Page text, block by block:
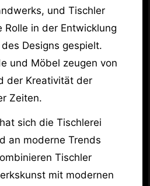
und Tischler
in der Entwicklung
Designs gespielt.
und Möbel zeugen von
der Kreativität der
Zeiten.
sich die Tischlerei
an moderne Trends
Tischler
mit modernen